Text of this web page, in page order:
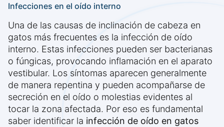
Infecciones en el oído interno
Una de las causas de inclinación de cabeza en
gatos más frecuentes es la infección de oído
interno. Estas infecciones pueden ser bacterianas
o fúngicas, provocando inflamación en el aparato
vestibular. Los síntomas aparecen generalmente
de manera repentina y pueden acompañarse de
secreción en el oído o molestias evidentes al
tocar la zona afectada. Por eso es fundamental
saber identificar la infección de oído en gatos